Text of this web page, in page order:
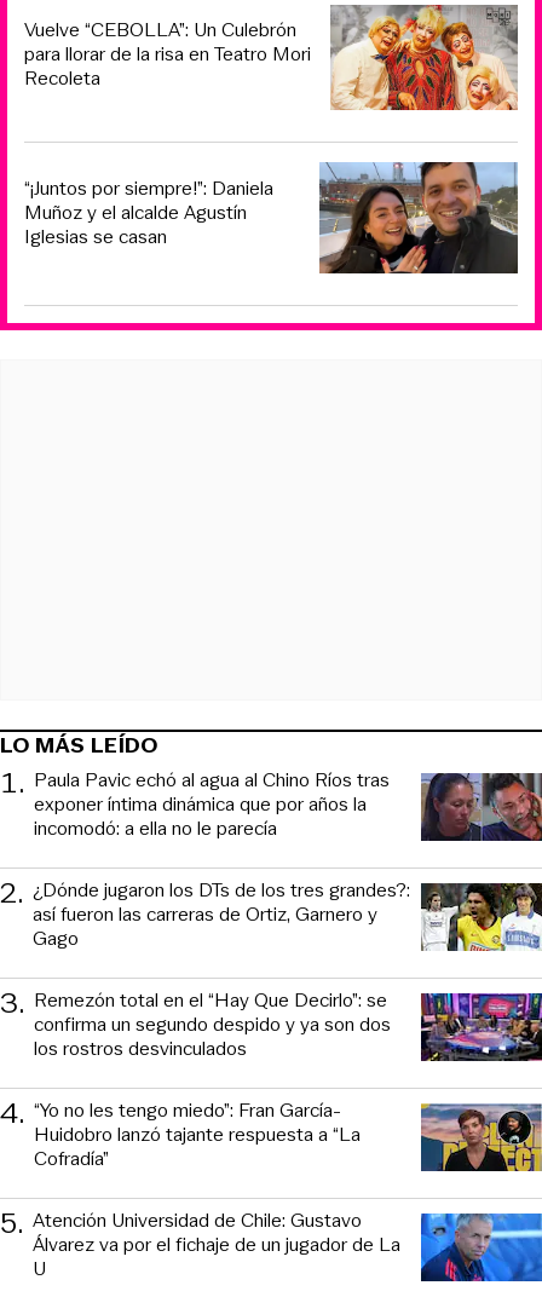
Vuelve “CEBOLLA”: Un Culebrón
para llorar de la risa en Teatro Mori
Recoleta
“¡Juntos por siempre!”: Daniela
Muñoz y el alcalde Agustín
Iglesias se casan
LO MÁS LEÍDO
1. Paula Pavic echó al agua al Chino Ríos tras
exponer íntima dinámica que por años la
incomodó: a ella no le parecía
2. ¿Dónde jugaron los DTs de los tres grandes?:
así fueron las carreras de Ortiz, Garnero y
Gago
3. Remezón total en el “Hay Que Decirlo”: se
confirma un segundo despido y ya son dos
los rostros desvinculados
4. “Yo no les tengo miedo”: Fran García-
Huidobro lanzó tajante respuesta a “La
Cofradía”
5. Atención Universidad de Chile: Gustavo
Álvarez va por el fichaje de un jugador de La
U